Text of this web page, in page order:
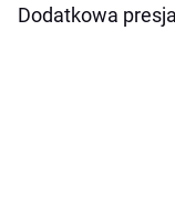
Dodatkowa